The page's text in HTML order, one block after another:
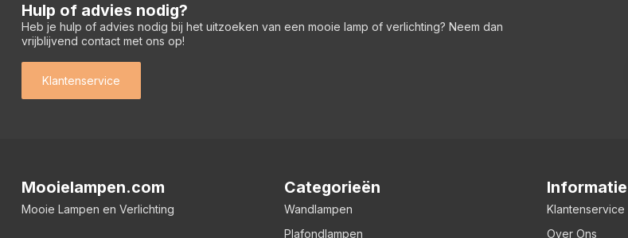
Hulp of advies nodig?
Heb je hulp of advies nodig bij het uitzoeken van een mooie lamp of verlichting? Neem dan
vrijblijvend contact met ons op!
Klantenservice
Mooielampen.com
Mooie Lampen en Verlichting
Categorieën
Wandlampen
Plafondlampen
Informatie
Klantenservice
Over Ons